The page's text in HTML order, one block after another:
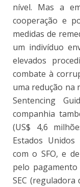
nível. Mas a
cooperação e
medidas de
um indivíduo
elevados
combate à
uma redução na
Sentencing
companhia
(US$ 4,6
Estados
com o SFO, e
pelo
SEC (reguladora